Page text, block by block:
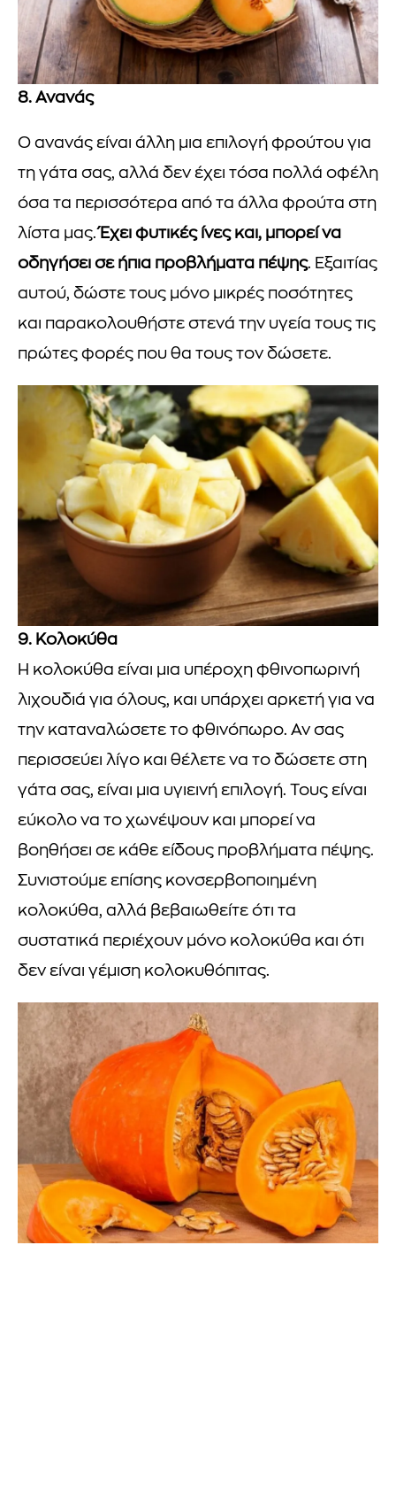
8. Ανανάς
Ο ανανάς είναι άλλη μια επιλογή φρούτου για
τη γάτα σας, αλλά δεν έχει τόσα πολλά οφέλη
όσα τα περισσότερα από τα άλλα φρούτα στη
λίστα μας.Έχει φυτικές ίνες και, μπορεί να
οδηγήσει σε ήπια προβλήματα πέψης. Εξαιτίας
αυτού, δώστε τους μόνο μικρές ποσότητες
και παρακολουθήστε στενά την υγεία τους τις
πρώτες φορές που θα τους τον δώσετε.
9. Κολοκύθα
Η κολοκύθα είναι μια υπέροχη φθινοπωρινή
λιχουδιά για όλους, και υπάρχει αρκετή για να
την καταναλώσετε το φθινόπωρο. Αν σας
περισσεύει λίγο και θέλετε να το δώσετε στη
γάτα σας, είναι μια υγιεινή επιλογή. Τους είναι
εύκολο να το χωνέψουν και μπορεί να
βοηθήσει σε κάθε είδους προβλήματα πέψης.
Συνιστούμε επίσης κονσερβοποιημένη
κολοκύθα, αλλά βεβαιωθείτε ότι τα
συστατικά περιέχουν μόνο κολοκύθα και ότι
δεν είναι γέμιση κολοκυθόπιτας.